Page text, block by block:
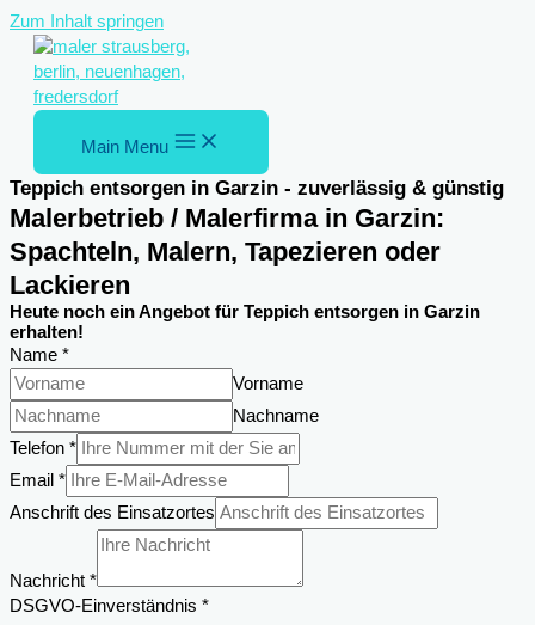
Zum Inhalt springen
Main Menu
Teppich entsorgen in Garzin - zuverlässig & günstig
Malerbetrieb / Malerfirma in Garzin:
Spachteln, Malern, Tapezieren oder
Lackieren
Heute noch ein Angebot für Teppich entsorgen in Garzin
erhalten!
Name *
Vorname
Nachname
Telefon *
Email *
Anschrift des Einsatzortes
Nachricht *
Anschrift
DSGVO-Einverständnis *